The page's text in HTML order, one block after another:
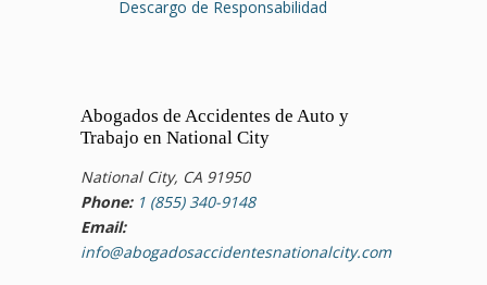
Descargo de Responsabilidad
Abogados de Accidentes de Auto y
Trabajo en National City
National City, CA 91950
Phone: 1 (855) 340-9148
Email:
info@abogadosaccidentesnationalcity.com